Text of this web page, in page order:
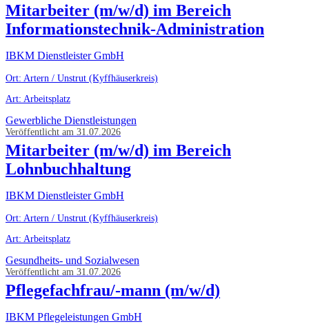
Mitarbeiter (m/w/d) im Bereich
Informationstechnik-Administration
IBKM Dienstleister GmbH
Ort: Artern / Unstrut (Kyffhäuserkreis)
Art: Arbeitsplatz
Gewerbliche Dienstleistungen
Veröffentlicht am 31.07.2026
Mitarbeiter (m/w/d) im Bereich
Lohnbuchhaltung
IBKM Dienstleister GmbH
Ort: Artern / Unstrut (Kyffhäuserkreis)
Art: Arbeitsplatz
Gesundheits- und Sozialwesen
Veröffentlicht am 31.07.2026
Pflegefachfrau/-mann (m/w/d)
IBKM Pflegeleistungen GmbH